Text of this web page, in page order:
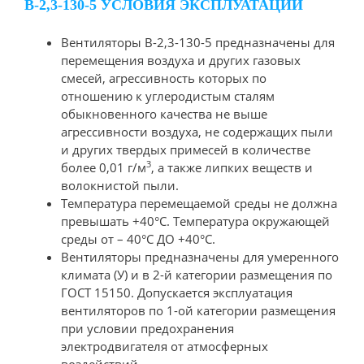
В-2,3-130-5 УСЛОВИЯ ЭКСПЛУАТАЦИИ
Вентиляторы В-2,3-130-5 предназначены для
перемещения воздуха и других газовых
смесей, агрессивность которых по
отношению к углеродистым сталям
обыкновенного качества не выше
агрессивности воздуха, не содержащих пыли
и других твердых примесей в количестве
более 0,01 г/м3, а также липких веществ и
волокнистой пыли.
Температура перемещаемой среды не должна
превышать +40°С. Температура окружающей
среды от – 40°С ДО +40°С.
Вентиляторы предназначены для умеренного
климата (У) и в 2-й категории размещения по
ГОСТ 15150. Допускается эксплуатация
вентиляторов по 1-ой категории размещения
при условии предохранения
электродвигателя от атмосферных